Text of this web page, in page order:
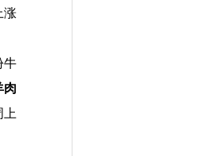
涨
牛
肉
上